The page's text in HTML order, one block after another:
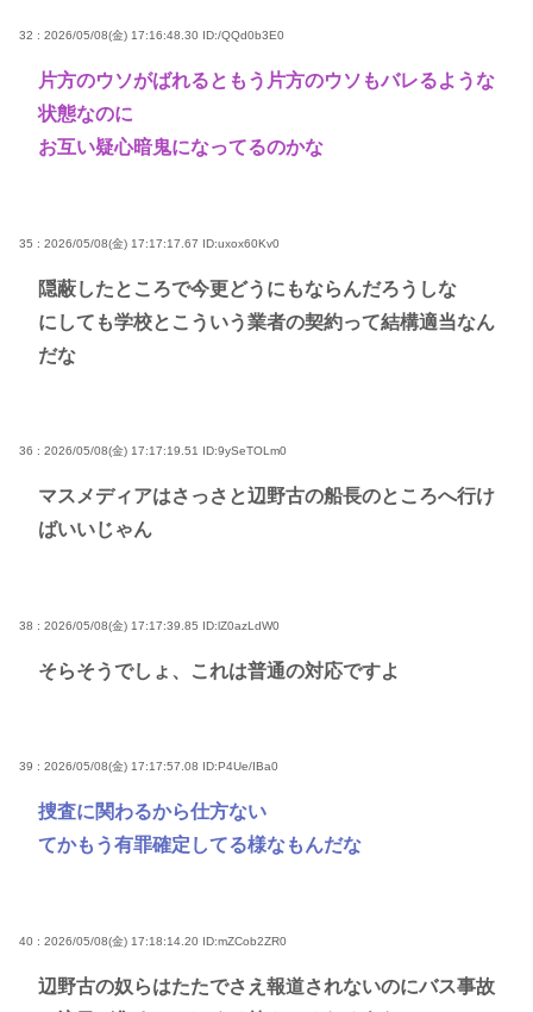
32 : 2026/05/08(金) 17:16:48.30 ID:/QQd0b3E0
片方のウソがばれるともう片方のウソもバレるような
状態なのに
お互い疑心暗鬼になってるのかな
35 : 2026/05/08(金) 17:17:17.67 ID:uxox60Kv0
隠蔽したところで今更どうにもならんだろうしな
にしても学校とこういう業者の契約って結構適当なん
だな
36 : 2026/05/08(金) 17:17:19.51 ID:9ySeTOLm0
マスメディアはさっさと辺野古の船長のところへ行け
ばいいじゃん
38 : 2026/05/08(金) 17:17:39.85 ID:lZ0azLdW0
そらそうでしょ、これは普通の対応ですよ
39 : 2026/05/08(金) 17:17:57.08 ID:P4Ue/IBa0
捜査に関わるから仕方ない
てかもう有罪確定してる様なもんだな
40 : 2026/05/08(金) 17:18:14.20 ID:mZCob2ZR0
辺野古の奴らはたたでさえ報道されないのにバス事故